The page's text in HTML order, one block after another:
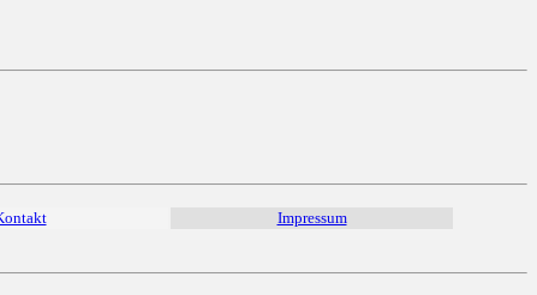
Impressum